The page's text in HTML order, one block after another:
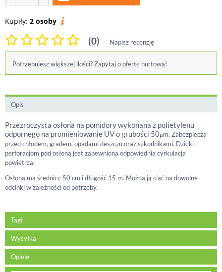
Kupiły: 2 osoby
(0) Napisz recenzję
Potrzebujesz większej ilości? Zapytaj o ofertę hurtową!
Opis
Przezroczysta osłona na pomidory wykonana z polietylenu
odpornego na promieniowanie UV o grubości 50μm. Zabezpiecza
przed chłodem, gradem, opadami deszczu oraz szkodnikami. Dzięki
perforacjom pod osłoną jest zapewniona odpowiednia cyrkulacja
powietrza.
Osłona ma średnicę 50 cm i długość 15 m. Można ją ciąć na dowolne
odcinki w zależności od potrzeby.
Tagi
Wysyłka
Opinie